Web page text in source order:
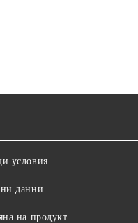
условия
данни
на продукт